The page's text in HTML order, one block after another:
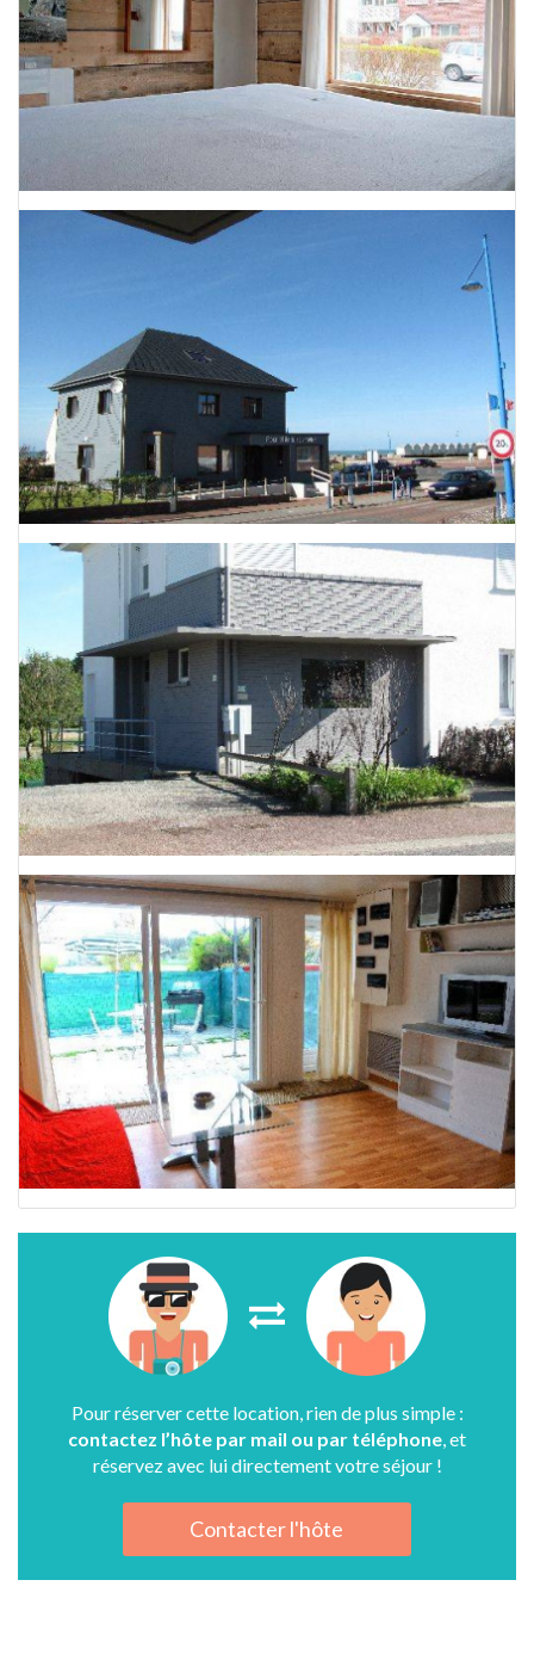
Pour réserver cette location, rien de plus simple :
contactez l’hôte par mail ou par téléphone , et
réservez avec lui directement votre séjour !
Contacter l'hôte